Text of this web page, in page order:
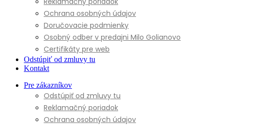
Ochrana osobných údajov
Doručovacie podmienky
Osobný odber v predajni Milo Golianovo
Certifikáty pre web
Odstúpiť od zmluvy tu
Kontakt
Pre zákazníkov
Odstúpiť od zmluvy tu
Reklamačný poriadok
Ochrana osobných údajov